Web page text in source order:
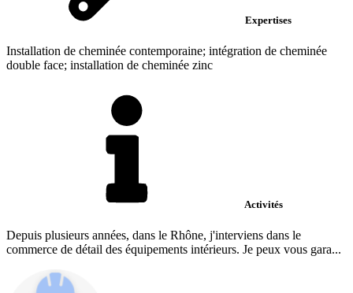
Expertises
Installation de cheminée contemporaine; intégration de cheminée
double face; installation de cheminée zinc
Activités
Depuis plusieurs années, dans le Rhône, j'interviens dans le
commerce de détail des équipements intérieurs. Je peux vous gara...